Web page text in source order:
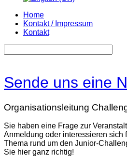
Home
Kontakt / Impressum
Kontakt
Sende uns eine
Organisationsleitung
Sie haben eine Frage zur
Anmeldung oder interessieren sich
Thema rund um den Junior-
Sie hier ganz richtig!